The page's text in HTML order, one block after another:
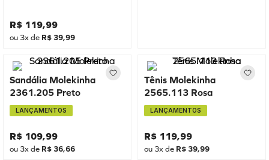
R$ 119,99
ou 3x de R$ 39,99
Sandália Molekinha
2361.205 Preto
LANÇAMENTOS
R$ 109,99
ou 3x de R$ 36,66
Tênis Molekinha
2565.113 Rosa
LANÇAMENTOS
R$ 119,99
ou 3x de R$ 39,99